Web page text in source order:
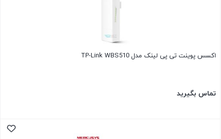
اکسس پوینت تی پی لینک مدل TP-Link WBS510
تماس بگیرید